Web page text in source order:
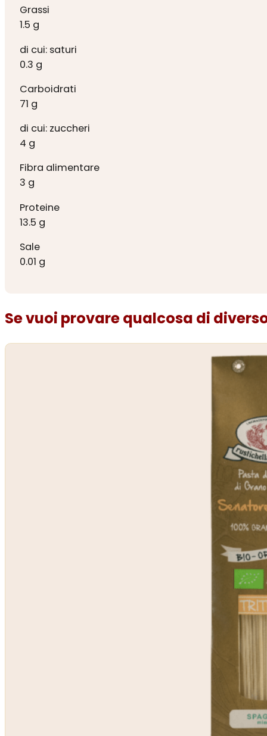
Grassi
1.5 g
di cui: saturi
0.3 g
Carboidrati
71 g
di cui: zuccheri
4 g
Fibra alimentare
3 g
Proteine
13.5 g
Sale
0.01 g
Se vuoi provare qualcosa di